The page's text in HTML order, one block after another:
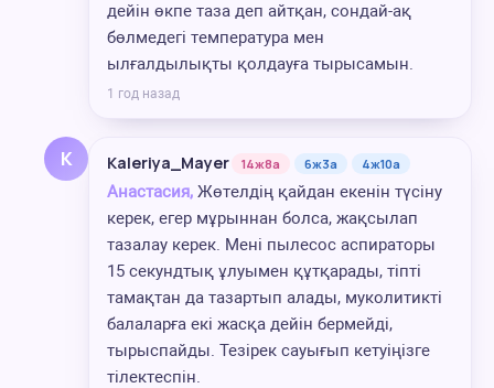
дейін өкпе таза деп айтқан, сондай-ақ
бөлмедегі температура мен
ылғалдылықты қолдауға тырысамын.
1 год назад
K Kaleriya_Mayer 14ж8а 6ж3а 4ж10а
Анастасия, Жөтелдің қайдан екенін түсіну
керек, егер мұрыннан болса, жақсылап
тазалау керек. Мені пылесос аспираторы
15 секундтық ұлуымен құтқарады, тіпті
тамақтан да тазартып алады, муколитикті
балаларға екі жасқа дейін бермейді,
тырыспайды. Тезірек сауығып кетуіңізге
тілектеспін.